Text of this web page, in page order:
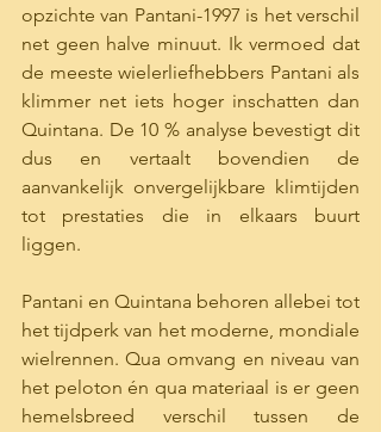
opzichte van Pantani-1997 is het verschil
net geen halve minuut. Ik vermoed dat
de meeste wielerliefhebbers Pantani als
klimmer net iets hoger inschatten dan
Quintana. De 10 % analyse bevestigt dit
dus en vertaalt bovendien de
aanvankelijk onvergelijkbare klimtijden
tot prestaties die in elkaars buurt
liggen.
Pantani en Quintana behoren allebei tot
het tijdperk van het moderne, mondiale
wielrennen. Qua omvang en niveau van
het peloton én qua materiaal is er geen
hemelsbreed verschil tussen de